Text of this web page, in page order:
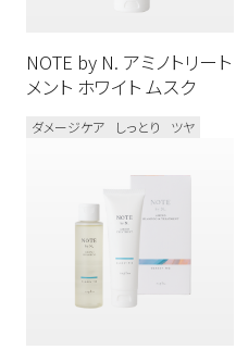
マット
ミスト
フレグランス
フルーティーフローラル
フローラル
シトラス
NOTE by N. アミノトリート
メント ホワイト ムスク
ダメージケア しっとり ツヤ